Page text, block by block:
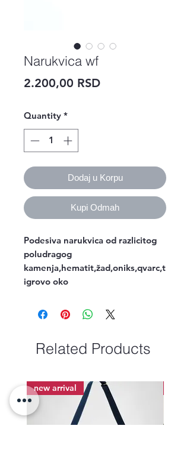
Narukvica wf
2.200,00 RSDPrice
Quantity *
Dodaj u Korpu
Kupi Odmah
Podesiva narukvica od razlicitog
poludragog
kamenja,hematit,žad,oniks,qvarc,t
igrovo oko
Related Products
new arrival